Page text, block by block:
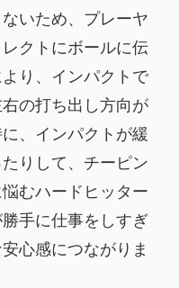
いため、プレーヤ
クトにボールに伝
り、
インパクトで
の打ち出し方向が
、インパクトが緩
りして、チーピン
むハードヒッター
手に仕事をしすぎ
心感につながりま